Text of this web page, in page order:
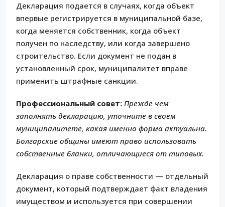
Декларация подается в случаях, когда объект
впервые регистрируется в муниципальной базе,
когда меняется собственник, когда объект
получен по наследству, или когда завершено
строительство. Если документ не подан в
установленный срок, муниципалитет вправе
применить штрафные санкции.
Профессиональный совет: Прежде чем
заполнять декларацию, уточните в своем
муниципалитете, какая именно форма актуальна.
Болгарские общины имеют право использовать
собственные бланки, отличающиеся от типовых.
Декларация о праве собственности — отдельный
документ, который подтверждает факт владения
имуществом и используется при совершении